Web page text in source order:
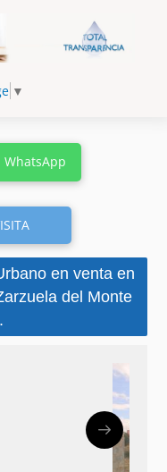
▼
WhatsApp
en venta en
del Monte